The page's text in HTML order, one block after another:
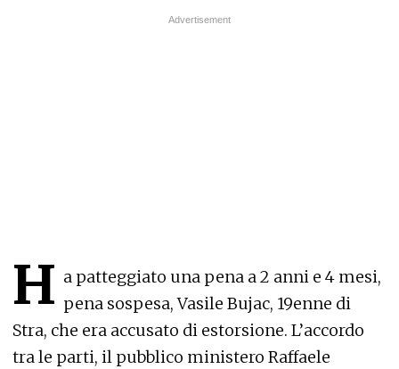
H a patteggiato una pena a 2 anni e 4 mesi,
pena sospesa, Vasile Bujac, 19enne di
Stra, che era accusato di estorsione. L’accordo
tra le parti, il pubblico ministero Raffaele